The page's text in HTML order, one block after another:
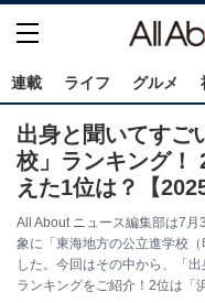
連載 ライフ グルメ
出身と聞いてすご
校」ランキング！
えた1位は？【
All About ニュース編集部は7
象に「東海地方の公立進学校
した。今回はその中から、「
ランキングをご紹介！2位は「